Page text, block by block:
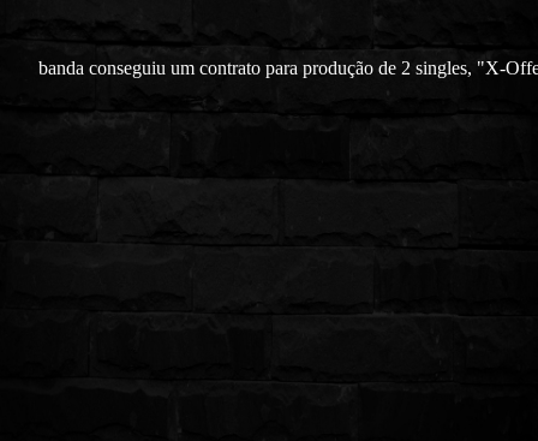
banda conseguiu um contrato para produção de 2 singles, "X-